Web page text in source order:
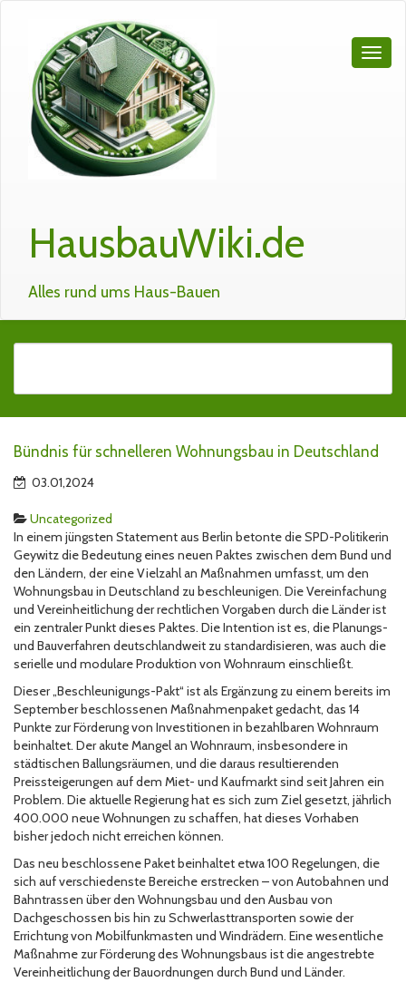
HausbauWiki.de
Alles rund ums Haus-Bauen
Bündnis für schnelleren Wohnungsbau in Deutschland
03.01,2024
Uncategorized
In einem jüngsten Statement aus Berlin betonte die SPD-Politikerin
Geywitz die Bedeutung eines neuen Paktes zwischen dem Bund und
den Ländern, der eine Vielzahl an Maßnahmen umfasst, um den
Wohnungsbau in Deutschland zu beschleunigen. Die Vereinfachung
und Vereinheitlichung der rechtlichen Vorgaben durch die Länder ist
ein zentraler Punkt dieses Paktes. Die Intention ist es, die Planungs-
und Bauverfahren deutschlandweit zu standardisieren, was auch die
serielle und modulare Produktion von Wohnraum einschließt.
Dieser „Beschleunigungs-Pakt“ ist als Ergänzung zu einem bereits im
September beschlossenen Maßnahmenpaket gedacht, das 14
Punkte zur Förderung von Investitionen in bezahlbaren Wohnraum
beinhaltet. Der akute Mangel an Wohnraum, insbesondere in
städtischen Ballungsräumen, und die daraus resultierenden
Preissteigerungen auf dem Miet- und Kaufmarkt sind seit Jahren ein
Problem. Die aktuelle Regierung hat es sich zum Ziel gesetzt, jährlich
400.000 neue Wohnungen zu schaffen, hat dieses Vorhaben
bisher jedoch nicht erreichen können.
Das neu beschlossene Paket beinhaltet etwa 100 Regelungen, die
sich auf verschiedenste Bereiche erstrecken – von Autobahnen und
Bahntrassen über den Wohnungsbau und den Ausbau von
Dachgeschossen bis hin zu Schwerlasttransporten sowie der
Errichtung von Mobilfunkmasten und Windrädern. Eine wesentliche
Maßnahme zur Förderung des Wohnungsbaus ist die angestrebte
Vereinheitlichung der Bauordnungen durch Bund und Länder.